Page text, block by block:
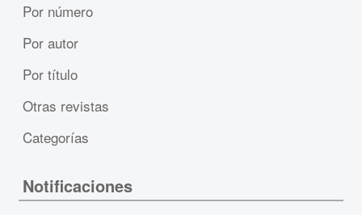
Por número
Por autor
Por título
Otras revistas
Categorías
Notificaciones